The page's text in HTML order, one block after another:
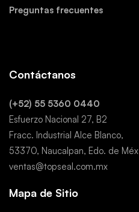
Mapa de Sitio
Preguntas frecuentes
Contáctanos
(+52) 55 5360 0440
Esfuerzo Nacional 27, B2
Fracc. Industrial Alce Blanco,
53370, Naucalpan, Edo. de Méx
ventas@topseal.com.mx